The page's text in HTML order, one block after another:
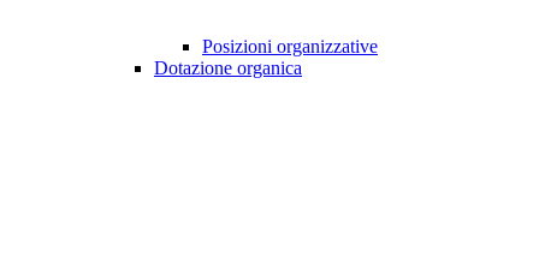
Posizioni organizzative
Dotazione organica